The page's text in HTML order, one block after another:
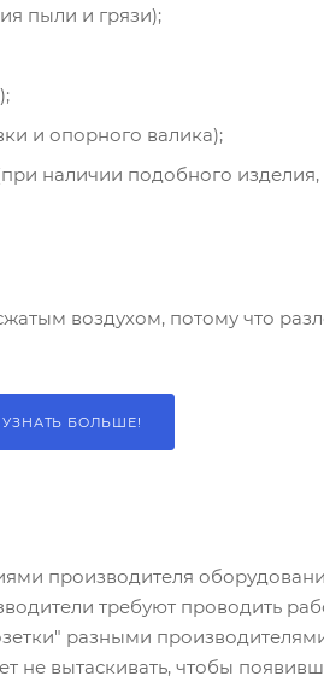
пыли и грязи);
и опорного валика);
наличии подобного
воздухом, потому что
УЗНАТЬ БОЛЬШЕ!
производителя
требуют проводить
разными
не вытаскивать, чтобы